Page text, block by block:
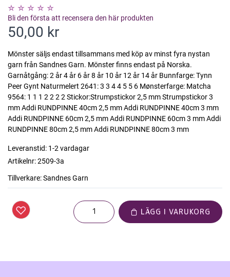
Bli den första att recensera den här produkten
50,00 kr
Mönster säljs endast tillsammans med köp av minst fyra nystan
garn från Sandnes Garn. Mönster finns endast på Norska.
Garnåtgång: 2 år 4 år 6 år 8 år 10 år 12 år 14 år Bunnfarge: Tynn
Peer Gynt Naturmelert 2641: 3 3 4 4 5 5 6 Mønsterfarge: Matcha
9564: 1 1 1 2 2 2 2 Stickor:Strumpstickor 2,5 mm Strumpstickor 3
mm Addi RUNDPINNE 40cm 2,5 mm Addi RUNDPINNE 40cm 3 mm
Addi RUNDPINNE 60cm 2,5 mm Addi RUNDPINNE 60cm 3 mm Addi
RUNDPINNE 80cm 2,5 mm Addi RUNDPINNE 80cm 3 mm
Leveranstid: 1-2 vardagar
Artikelnr:2509-3a
Tillverkare:Sandnes Garn
LÄGG I VARUKORG